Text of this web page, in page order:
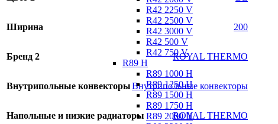
R42 2250 V
R42 2500 V
R42 3000 V
R42 500 V
R42 750 V
R89 H
R89 1000 H
R89 1250 H
R89 1500 H
R89 1750 H
R89 2000 H
Ширина 200
Бренд 2 ROYAL THERMO
Внутрипольные конвекторыВнутрипольные конвекторы
Напольные и низкие радиаторы ROYAL THERMO